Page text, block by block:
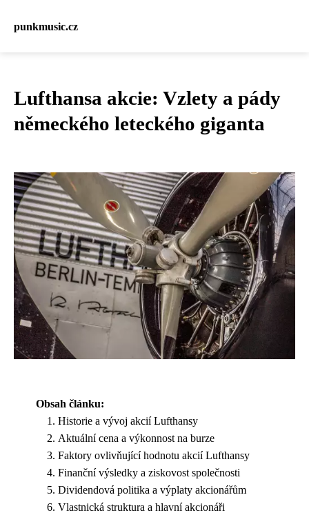
punkmusic.cz
Lufthansa akcie: Vzlety a pády
německého leteckého giganta
Obsah článku:
Historie a vývoj akcií Lufthansy
Aktuální cena a výkonnost na burze
Faktory ovlivňující hodnotu akcií Lufthansy
Finanční výsledky a ziskovost společnosti
Dividendová politika a výplaty akcionářům
Vlastnická struktura a hlavní akcionáři